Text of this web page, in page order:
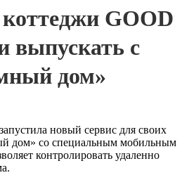
GOOD
выпускать с
дом»
новый сервис для своих
дом» со специальным мобильным
контролировать удаленно